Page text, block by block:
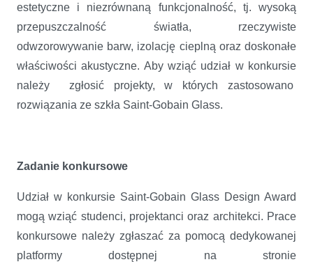
estetyczne i niezrównaną funkcjonalność, tj. wysoką
przepuszczalność światła, rzeczywiste
odwzorowywanie barw, izolację cieplną oraz doskonałe
właściwości akustyczne. Aby wziąć udział w konkursie
należy zgłosić projekty, w których zastosowano
rozwiązania ze szkła Saint-Gobain Glass.
Zadanie konkursowe
Udział w konkursie Saint-Gobain Glass Design Award
mogą wziąć studenci, projektanci oraz architekci. Prace
konkursowe należy zgłaszać za pomocą dedykowanej
platformy dostępnej na stronie